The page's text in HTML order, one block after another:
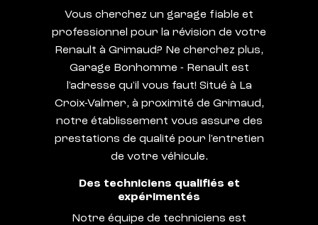
Vous cherchez un garage fiable et
professionnel pour la révision de votre
Renault à Grimaud? Ne cherchez plus,
Garage Bonhomme - Renault est
l'adresse qu'il vous faut! Situé à La
Croix-Valmer, à proximité de Grimaud,
notre établissement vous assure des
prestations de qualité pour l'entretien
de votre véhicule.
Des techniciens qualifiés et
expérimentés
Notre équipe de techniciens est